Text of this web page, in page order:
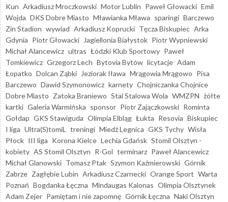
Kun Arkadiusz Mroczkowski Motor Lublin Paweł Głowacki Emil
Wojda DKS Dobre Miasto Mławianka Mława sparingi Barczewo
Zin Stadion wywiad Arkadiusz Koprucki Tęcza Biskupiec Arka
Gdynia Piotr Głowacki Jagiellonia Białystok Piotr Wypniewski
Michał Alancewicz ultras Łódzki Klub Sportowy Paweł
Tomkiewicz Grzegorz Lech Bytovia Bytów licytacje Adam
Łopatko Dolcan Ząbki Jeziorak Iława Mrągowia Mrągowo Pisa
Barczewo Dawid Szymonowicz karnety Chojniczanka Chojnice
Dobre Miasto Zatoka Braniewo Stal Stalowa Wola WMZPN żółte
kartki Galeria Warmińska sponsor Piotr Zajączkowski Rominta
Gołdap GKS Stawiguda Olimpia Elbląg Łukta Resovia Biskupiec
I liga Ultra(S)tomiL treningi Miedź Legnica GKS Tychy Wisła
Płock III liga Korona Kielce Lechia Gdańsk Stomil Olsztyn -
kobiety AS Stomil Olsztyn R-Gol terminarz Paweł Alancewicz
Michał Glanowski Tomasz Ptak Szymon Kaźmierowski Górnik
Zabrze Zagłębie Lubin Arkadiusz Czarnecki Orange Sport Warta
Poznań Bogdanka Łęczna Mindaugas Kalonas Olimpia Olsztynek
Adam Zejer Pamiętam i nie zapomnę Górnik Łęczna Naki Olsztyn